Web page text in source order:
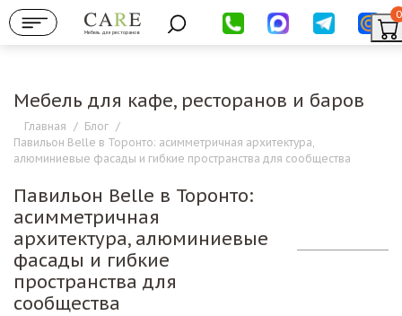
Мебель для ресторанов
0
Мебель для кафе, ресторанов и баров
Главная / Блог /
Павильон Belle в Торонто: асимметричная архитектура,
алюминиевые фасады и гибкие пространства для сообщества
Павильон Belle в Торонто:
асимметричная
архитектура, алюминиевые
фасады и гибкие
пространства для
сообщества